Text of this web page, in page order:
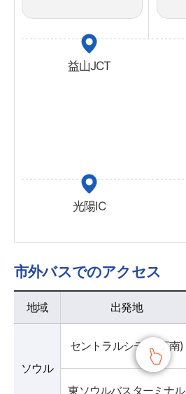
益山JCT
光陽IC
市外バスでのアクセス
市外バスでのアクセス - 地域 , 出発地 , バスターミナルホームページ 정보 제공
地域
出発地
ソウル
セントラルシティ(江南)
東ソウルバスターミナル